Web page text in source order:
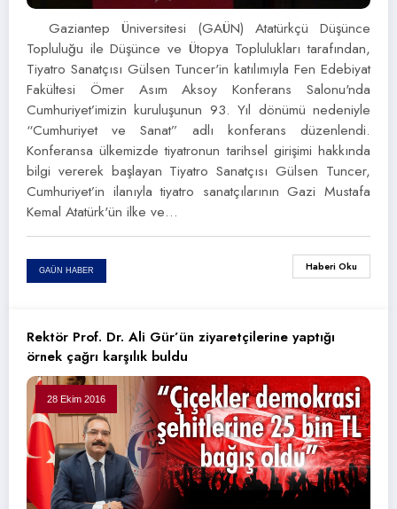
Gaziantep Üniversitesi (GAÜN) Atatürkçü Düşünce
Topluluğu ile Düşünce ve Ütopya Toplulukları tarafından,
Tiyatro Sanatçısı Gülsen Tuncer'in katılımıyla Fen Edebiyat
Fakültesi Ömer Asım Aksoy Konferans Salonu'nda
Cumhuriyet’imizin kuruluşunun 93. Yıl dönümü nedeniyle
“Cumhuriyet ve Sanat” adlı konferans düzenlendi.
Konferansa ülkemizde tiyatronun tarihsel girişimi hakkında
bilgi vererek başlayan Tiyatro Sanatçısı Gülsen Tuncer,
Cumhuriyet’in ilanıyla tiyatro sanatçılarının Gazi Mustafa
Kemal Atatürk'ün ilke ve…
GAÜN HABER Haberi Oku
Rektör Prof. Dr. Ali Gür’ün ziyaretçilerine yaptığı
örnek çağrı karşılık buldu
28 Ekim 2016